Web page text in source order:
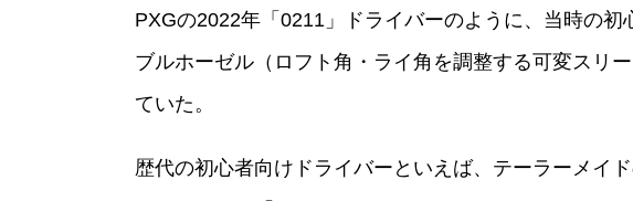
PXGの2022年「0211」ドライバーのように、当時の
ブルホーゼル（ロフト角・ライ角を調整する可変スリ
ていた。
歴代の初心者向けドライバーといえば、テーラーメイ